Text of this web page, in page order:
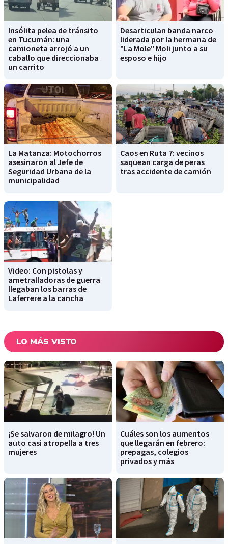
Insólita pelea de tránsito
en Tucumán: una
camioneta arrojó a un
caballo que direccionaba
un carrito
Desarticulan banda narco
liderada por la hermana de
"La Mole" Moli junto a su
esposo e hijo
La Matanza: Motochorros
asesinaron al Jefe de
Seguridad Urbana de la
municipalidad
Caos en Ruta 7: vecinos
saquean carga de peras
tras accidente de camión
Video: Con pistolas y
ametralladoras de guerra
llegaban los barras de
Laferrere a la cancha
LO MÁS VISTO
¡Se salvaron de milagro! Un
auto casi atropella a tres
mujeres
Cuáles son los aumentos
que llegarán en febrero:
prepagas, colegios
privados y más